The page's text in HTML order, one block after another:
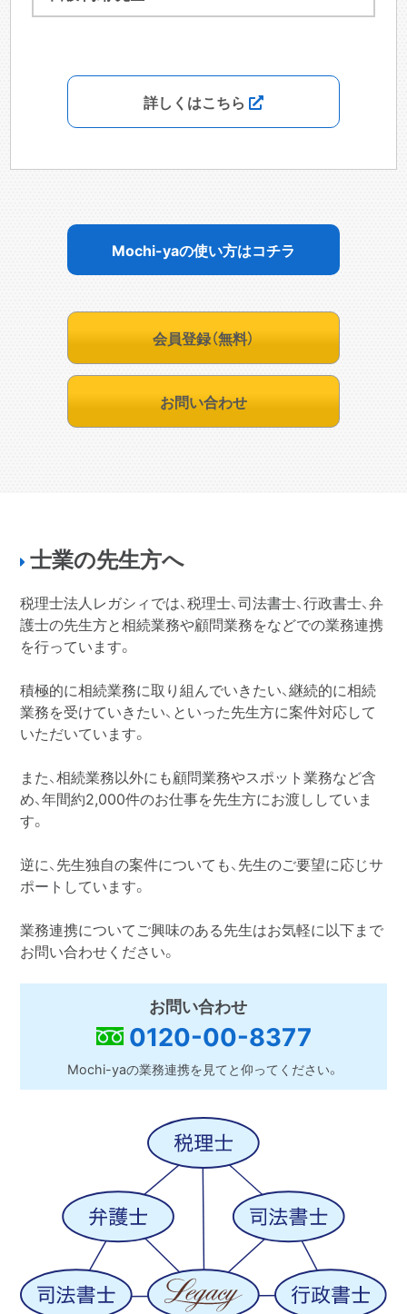
詳しくはこちら
Mochi-yaの使い方はコチラ
会員登録（無料）
お問い合わせ
士業の先生方へ
税理士法人レガシィでは、税理士、司法書士、行政書士、弁
護士の先生方と相続業務や顧問業務をなどでの業務連携
を行っています。
積極的に相続業務に取り組んでいきたい、継続的に相続
業務を受けていきたい、といった先生方に案件対応して
いただいています。
また、相続業務以外にも顧問業務やスポット業務など含
め、年間約2,000件のお仕事を先生方にお渡ししていま
す。
逆に、先生独自の案件についても、先生のご要望に応じサ
ポートしています。
業務連携についてご興味のある先生はお気軽に以下まで
お問い合わせください。
お問い合わせ
0120-00-8377
Mochi-yaの業務連携を見てと仰ってください。